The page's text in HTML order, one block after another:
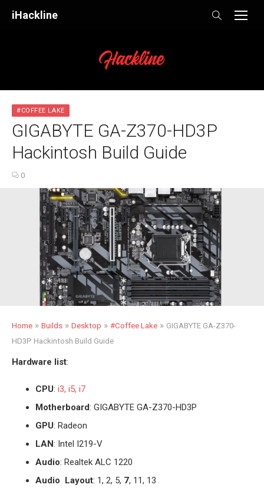
iHackline
#COFFEE LAKE
GIGABYTE GA-Z370-HD3P
Hackintosh Build Guide
0
Home » Builds » Desktop » #Coffee Lake » GIGABYTE GA-Z370-
HD3P Hackintosh Build Guide
Hardware list:
CPU: i3, i5, i7
Motherboard: GIGABYTE GA-Z370-HD3P
GPU: Radeon
LAN: Intel I219-V
Audio: Realtek ALC 1220
Audio Layout: 1, 2, 5, 7, 11, 13